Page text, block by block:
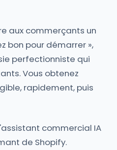
aux commerçants un
bon pour démarrer »,
perfectionniste qui
Vous obtenez
rapidement, puis
commercial IA
de Shopify.